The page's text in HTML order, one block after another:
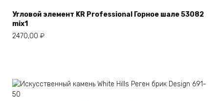
Угловой элемент KR Professional Горное шале 53082
mix1
2470,00 ₽